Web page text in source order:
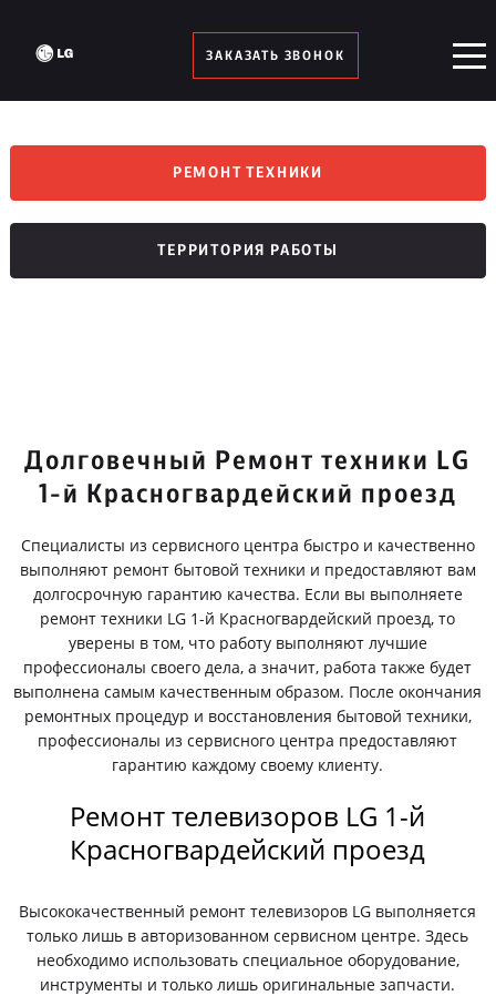
ЗАКАЗАТЬ ЗВОНОК
РЕМОНТ ТЕХНИКИ
ТЕРРИТОРИЯ РАБОТЫ
Долговечный Ремонт техники LG
1-й Красногвардейский проезд
Специалисты из сервисного центра быстро и качественно
выполняют ремонт бытовой техники и предоставляют вам
долгосрочную гарантию качества. Если вы выполняете
ремонт техники LG 1-й Красногвардейский проезд, то
уверены в том, что работу выполняют лучшие
профессионалы своего дела, а значит, работа также будет
выполнена самым качественным образом. После окончания
ремонтных процедур и восстановления бытовой техники,
профессионалы из сервисного центра предоставляют
гарантию каждому своему клиенту.
Ремонт телевизоров LG 1-й
Красногвардейский проезд
Высококачественный ремонт телевизоров LG выполняется
только лишь в авторизованном сервисном центре. Здесь
необходимо использовать специальное оборудование,
инструменты и только лишь оригинальные запчасти.